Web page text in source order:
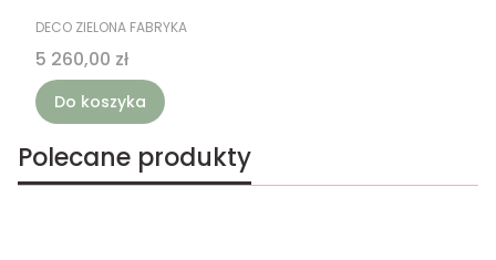
PRODUCENT
DECO ZIELONA FABRYKA
Cena
5 260,00 zł
Do koszyka
Polecane produkty